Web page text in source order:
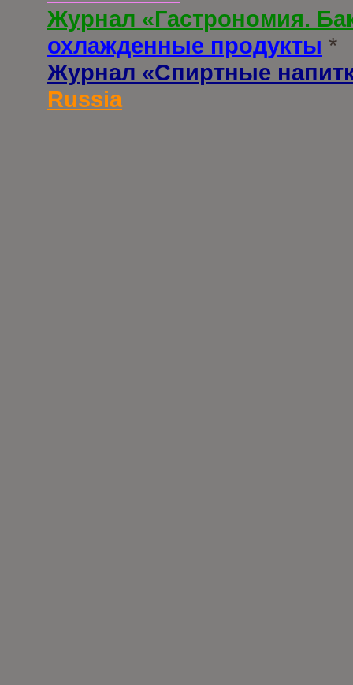
Журнал «Гастрономия.
охлажденные продукты *
Журнал «Спиртные
Russia